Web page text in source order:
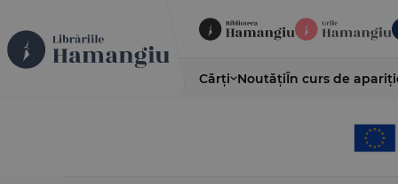
Cărți NoutățiÎn curs de